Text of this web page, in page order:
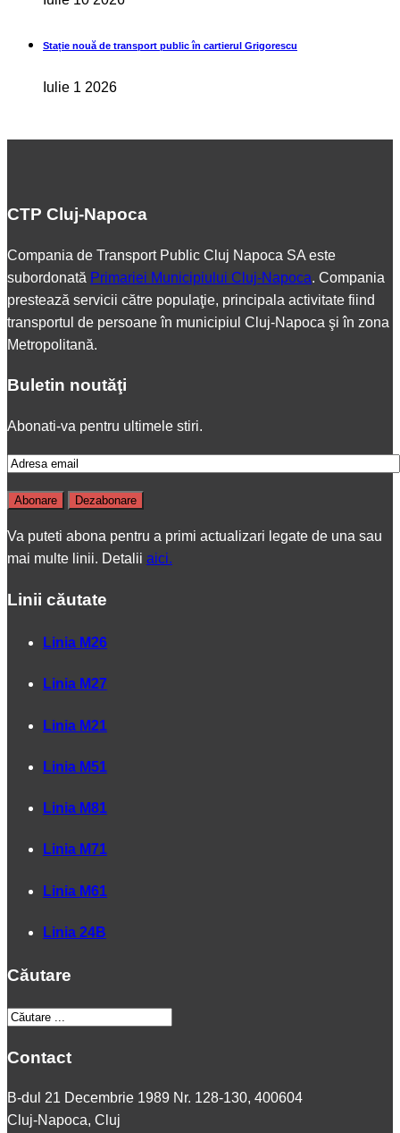
Stație nouă de transport public în cartierul Grigorescu
Iulie 1 2026
CTP Cluj-Napoca
Compania de Transport Public Cluj Napoca SA este
subordonată Primariei Municipiului Cluj-Napoca. Compania
prestează servicii către populaţie, principala activitate fiind
transportul de persoane în municipiul Cluj-Napoca şi în zona
Metropolitană.
Buletin noutăţi
Abonati-va pentru ultimele stiri.
Va puteti abona pentru a primi actualizari legate de una sau
mai multe linii. Detalii aici.
Linii căutate
Linia M26
Linia M27
Linia M21
Linia M51
Linia M81
Linia M71
Linia M61
Linia 24B
Căutare
Contact
B-dul 21 Decembrie 1989 Nr. 128-130, 400604
Cluj-Napoca, Cluj